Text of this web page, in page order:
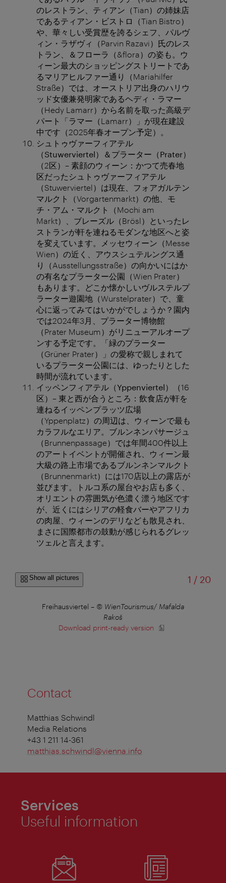
のレストラン、ティアン（Tian）の姉妹店
であるティアン・ビストロ（Tian Bistro）
や、華々しい受賞歴を誇るシェフ、パルヴ
ィン・ラザヴィ（Parvin Razavi）氏のレス
トラン、＆フローラ（&flora）の姿も。ウ
ィーン最大のショッピングストリートであ
るマリアヒルファー通り（Mariahilfer
Straße）では、オーストリア出身のハリウ
ッド女優兼発明家であるヘディ・ラマー
（Hedy Lamarr）から名前を取った高級デ
パート「ラマー（Lamarr）」が現在建設
中です（2025年春オープン予定）。
シュトゥヴァーフィアテル
（Stuwerviertel）＆プラーター（Prater）
（2区）– 素顔のウィーン：かつて売春地
区だったシュトゥヴァーフィアテル
（Stuwerviertel）は現在、フォアガルテン
マルクト（Vorgartenmarkt）の他、モ
チ・アム・マルクト（Mochi am
Markt）、ブレーズル（Brösl）といったレ
ストランが軒を連ねるモダンな地区へと姿
を変えています。メッセウィーン（Messe
Wien）の近く、アウスシュテルングス通
り（Ausstellungsstraße）の向かいにはか
の有名なプラーター公園（Wien Prater）
もあります。どこか懐かしいヴルステルプ
ラーター遊園地（Wurstelprater）で、童
心に返ってみてはいかがでしょうか？園内
では2024年3月、プラーター博物館
（Prater Museum）がリニューアルオープ
ンする予定です。「緑のプラーター
（Grüner Prater）」の愛称で親しまれて
いるプラーター公園には、ゆったりとした
時間が流れています。
イッペンフィアテル（Yppenviertel）
（16
区）– 東と西が合うところ：飲食店が軒を
連ねるイッペンプラッツ広場
（Yppenplatz）の周辺は、ウィーンで最も
カラフルなエリア。ブルンネンパサージュ
（Brunnenpassage）では年間400件以上
のアートイベントが開催され、ウィーン最
大級の路上市場であるブルンネンマルクト
（Brunnenmarkt）には170店以上の露店が
並びます。トルコ系の屋台やお店も多く、
オリエントの雰囲気が色濃く漂う地区です
が、近くにはシリアの軽食バーやアフリカ
の肉屋、ウィーンのデリなども散見され、
まさに国際都市の鼓動が感じられるグレッ
ツェルと言えます。
Show all pictures 1 /of20
Freihausviertel – © WienTourismus/ Mafalda
Rakoš
Download print-ready version
Contact
Matthias Schwindl
Media Relations
+43 1 211 14-361
matthias.schwindl@vienna.info
Services
Useful information